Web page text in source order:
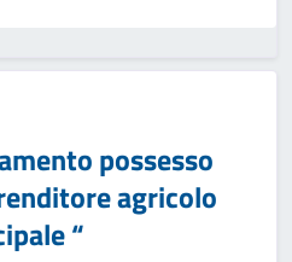
possesso
agricolo
“